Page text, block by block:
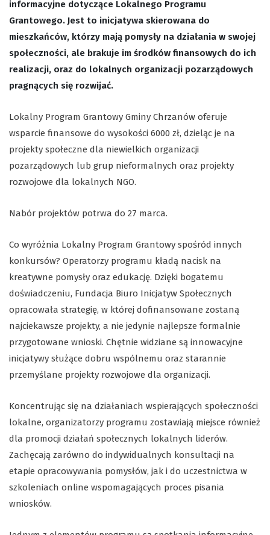
informacyjne dotyczące Lokalnego Programu
Grantowego. Jest to inicjatywa skierowana do
mieszkańców, którzy mają pomysły na działania w swojej
społeczności, ale brakuje im środków finansowych do ich
realizacji, oraz do lokalnych organizacji pozarządowych
pragnących się rozwijać.
Lokalny Program Grantowy Gminy Chrzanów oferuje
wsparcie finansowe do wysokości 6000 zł, dzieląc je na
projekty społeczne dla niewielkich organizacji
pozarządowych lub grup nieformalnych oraz projekty
rozwojowe dla lokalnych NGO.
Nabór projektów potrwa do 27 marca.
Co wyróżnia Lokalny Program Grantowy spośród innych
konkursów? Operatorzy programu kładą nacisk na
kreatywne pomysły oraz edukację. Dzięki bogatemu
doświadczeniu, Fundacja Biuro Inicjatyw Społecznych
opracowała strategię, w której dofinansowane zostaną
najciekawsze projekty, a nie jedynie najlepsze formalnie
przygotowane wnioski. Chętnie widziane są innowacyjne
inicjatywy służące dobru wspólnemu oraz starannie
przemyślane projekty rozwojowe dla organizacji.
Koncentrując się na działaniach wspierających społeczności
lokalne, organizatorzy programu zostawiają miejsce również
dla promocji działań społecznych lokalnych liderów.
Zachęcają zarówno do indywidualnych konsultacji na
etapie opracowywania pomysłów, jak i do uczestnictwa w
szkoleniach online wspomagających proces pisania
wniosków.